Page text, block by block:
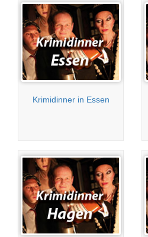
Krimidinner in Essen